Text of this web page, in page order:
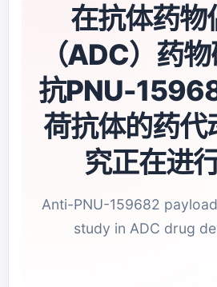
在抗体药物
（ADC）药物
抗PNU-
荷抗体的药代
究正在进行
Anti-PNU-159682
study in ADC drug